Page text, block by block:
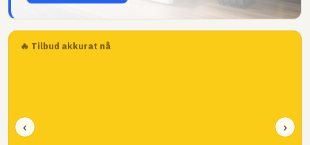
🔥 Tilbud akkurat nå
‹ ›